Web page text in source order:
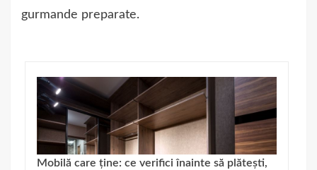
gurmande preparate.
Mobilă care ține: ce verifici înainte să plătești,